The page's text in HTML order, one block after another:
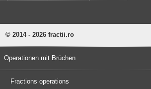
© 2014 - 2026 fractii.ro
Operationen mit Brüchen
Fractions operations